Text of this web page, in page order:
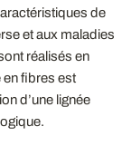
de
et aux maladies
réalisés en
en fibres est
d’une lignée